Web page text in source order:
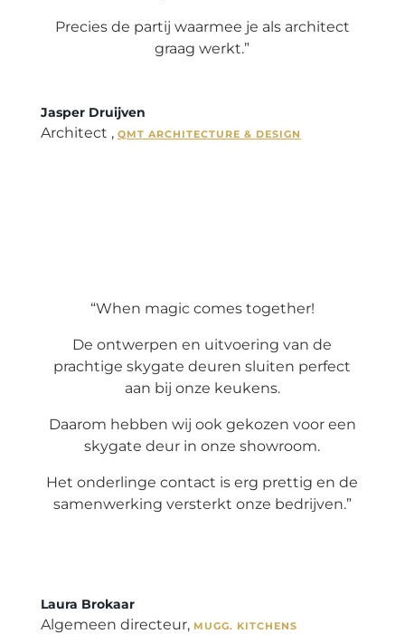
Precies de partij waarmee je als architect
graag werkt.”
Jasper Druijven
Architect , QMT ARCHITECTURE & DESIGN
“When magic comes together!
De ontwerpen en uitvoering van de
prachtige skygate deuren sluiten perfect
aan bij onze keukens.
Daarom hebben wij ook gekozen voor een
skygate deur in onze showroom.
Het onderlinge contact is erg prettig en de
samenwerking versterkt onze bedrijven.”
Laura Brokaar
Algemeen directeur, MUGG. KITCHENS